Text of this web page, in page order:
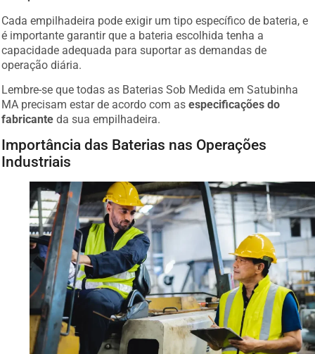
Cada empilhadeira pode exigir um tipo específico de bateria, e
é importante garantir que a bateria escolhida tenha a
capacidade adequada para suportar as demandas de
operação diária.
Lembre-se que todas as Baterias Sob Medida em Satubinha
MA precisam estar de acordo com as especificações do
fabricante da sua empilhadeira.
Importância das Baterias nas Operações
Industriais